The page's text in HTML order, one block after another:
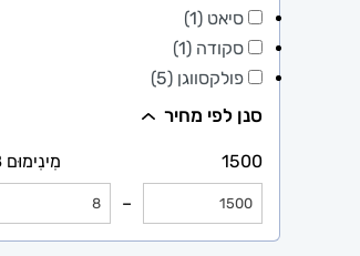
סיאט (1)
סקודה (1)
פולקסווגן (5)
סנן לפי מחיר
מִינִימוּם 8
1500
–